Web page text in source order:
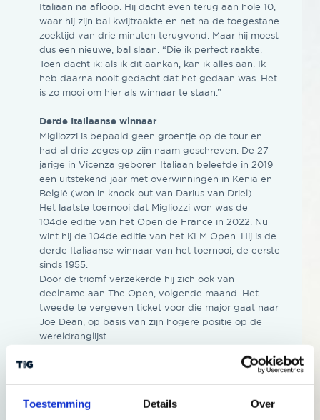
Toestemming Details Over
Italiaan na afloop. Hij dacht even terug aan hole 10,
waar hij zijn bal kwijtraakte en net na de toegestane
zoektijd van drie minuten terugvond. Maar hij moest
dus een nieuwe, bal slaan. “Die ik perfect raakte.
Toen dacht ik: als ik dit aankan, kan ik alles aan. Ik
heb daarna nooit gedacht dat het gedaan was. Het
is zo mooi om hier als winnaar te staan.”
Derde Italiaanse winnaar
Migliozzi is bepaald geen groentje op de tour en
had al drie zeges op zijn naam geschreven. De 27-
jarige in Vicenza geboren Italiaan beleefde in 2019
een uitstekend jaar met overwinningen in Kenia en
België (won in knock-out van Darius van Driel)
Het laatste toernooi dat Migliozzi won was de
104de editie van het Open de France in 2022. Nu
wint hij de 104de editie van het KLM Open. Hij is de
derde Italiaanse winnaar van het toernooi, de eerste
sinds 1955.
Door de triomf verzekerde hij zich ook van
deelname aan The Open, volgende maand. Het
tweede te vergeven ticket voor die major gaat naar
Joe Dean, op basis van zijn hogere positie op de
wereldranglijst.
nog 29) verdiende eind vorig jaar zijn tourkaart in